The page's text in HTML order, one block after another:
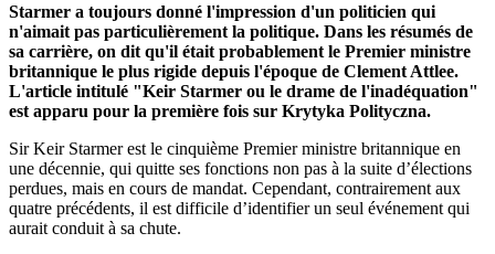
Starmer a toujours donné l'impression d'un politicien qui
n'aimait pas particulièrement la politique. Dans les résumés de
sa carrière, on dit qu'il était probablement le Premier ministre
britannique le plus rigide depuis l'époque de Clement Attlee.
L'article intitulé "Keir Starmer ou le drame de l'inadéquation"
est apparu pour la première fois sur Krytyka Polityczna.
Sir Keir Starmer est le cinquième Premier ministre britannique en
une décennie, qui quitte ses fonctions non pas à la suite d’élections
perdues, mais en cours de mandat. Cependant, contrairement aux
quatre précédents, il est difficile d’identifier un seul événement qui
aurait conduit à sa chute.